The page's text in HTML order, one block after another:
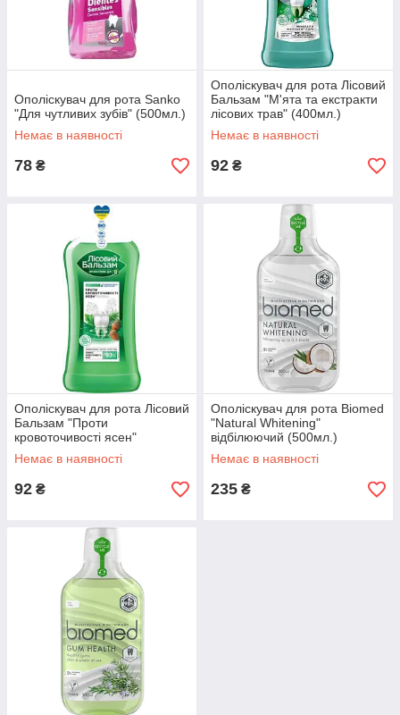
Ополіскувач для рота Sanko
"Для чутливих зубів" (500мл.)
Немає в наявності
78 ₴
Ополіскувач для рота Лісовий
Бальзам "М'ята та екстракти
лісових трав" (400мл.)
Немає в наявності
92 ₴
Ополіскувач для рота Лісовий
Бальзам "Проти
кровоточивості ясен"
(400мл.)
Немає в наявності
92 ₴
Ополіскувач для рота Biomed
"Natural Whitening"
відбілюючий (500мл.)
Немає в наявності
235 ₴